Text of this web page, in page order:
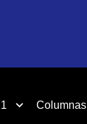
Columnas